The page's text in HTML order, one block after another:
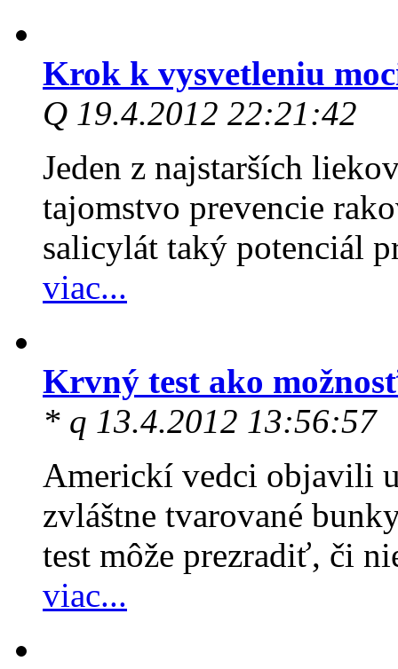
Krok k vysvetleniu
Q 19.4.2012 22:21:42
Jeden z najstarších
tajomstvo prevencie
salicylát taký potenciál
viac...
Krvný test ako
* q 13.4.2012 13:56:57
Americkí vedci objavili
zvláštne tvarované
test môže prezradiť, či
viac...